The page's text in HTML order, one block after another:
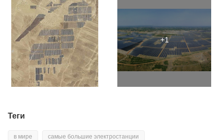
Теги
в мире самые большие электростанции